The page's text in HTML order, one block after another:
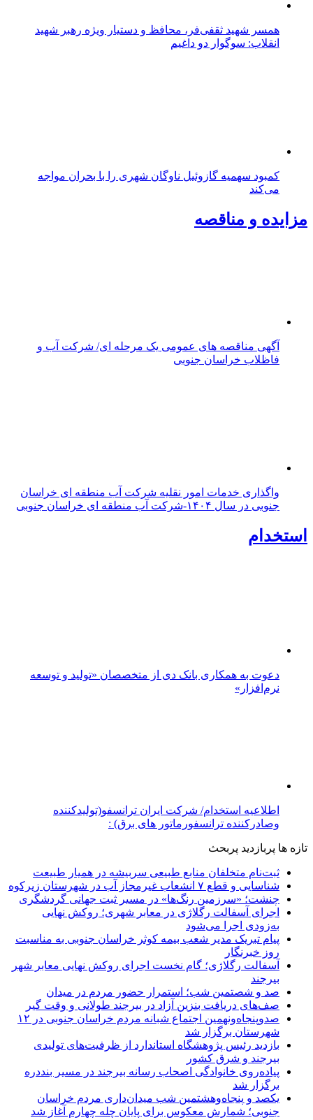
همسر شهید ثقفی‌فر، محافظ و دستیار ویژه رهبر شهید
انقلاب: سوگوار دو داغیم
کمبود سهمیه گازوئیل ناوگان شهری را با بحران مواجه
می‌کند
مزایده و مناقصه
آگهی مناقصه های عمومی یک مرحله ای/ شرکت آب و
فاظلاب خراسان جنوبی
واگذاری خدمات امور نقلیه شرکت آب منطقه ای خراسان
جنوبی در سال ۱۴۰۴-شرکت آب منطقه ای خراسان جنوبی
استخدام
دعوت به همکاری بانک دی از متخصصان «تولید و توسعه
نرم‌افزار»
اطلاعیه استخدام/ شرکت ایران ترانسفو(تولیدکننده
وصادرکننده ترانسفورماتور های برق) :
تازه ها پربازدید پربحث
ثبت‌نام متخلفان منابع طبیعی سربیشه در همیار طبیعت
شناسایی و قطع ۷ انشعاب غیرمجاز آب در شهرستان زیرکوه
چنشت؛ «سرزمین رنگ‌ها» در مسیر ثبت جهانی گردشگری
اجرای آسفالت رگلاژی در معابر شهری؛ روکش نهایی
به‌زودی اجرا می‌شود
پیام تبریک مدیر شعب بیمه کوثر خراسان جنوبی به مناسبت
روز خبرنگار
آسفالت رگلاژی؛ گام نخست اجرای روکش نهایی معابر شهر
بیرجند
صد و شصتمین شب؛ استمرار حضور مردم در میدان
صف‌های دریافت بنزین آزاد در بیرجند طولانی و وقت گیر
صدوپنجاه‌ونهمین اجتماع شبانه مردم خراسان جنوبی در ۱۲
شهرستان برگزار شد
بازدید رئیس پژوهشگاه استاندارد از ظرفیت‌های تولیدی
بیرجند و شرق کشور
پیاده‌روی خانوادگی اصحاب رسانه بیرجند در مسیر بنددره
برگزار شد
یکصد و پنجاه‌وهشتمین شب میدان‌داری مردم خراسان
جنوبی؛ شمارش معکوس برای پایان چله چهارم آغاز شد